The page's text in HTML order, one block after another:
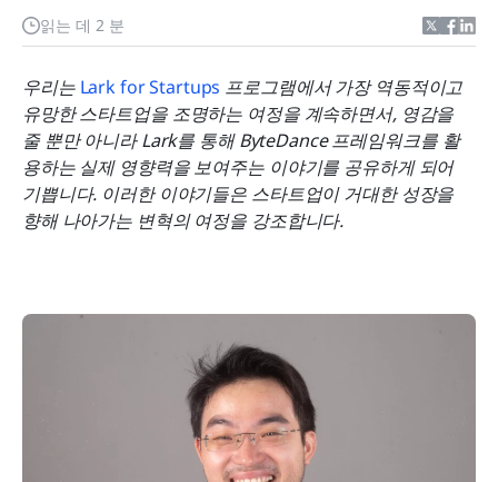
읽는 데 2 분
우리는 Lark for Startups 프로그램에서 가장 역동적이고
유망한 스타트업을 조명하는 여정을 계속하면서, 영감을
줄 뿐만 아니라 Lark를 통해 ByteDance 프레임워크를 활
용하는 실제 영향력을 보여주는 이야기를 공유하게 되어
기쁩니다. 이러한 이야기들은 스타트업이 거대한 성장을
향해 나아가는 변혁의 여정을 강조합니다.
창립자 추천사
새로운 고지를 향해 도약
스타트업을 위한 Lark 가입 이후 성장
Lawgic가 Lark를 사용하는 방법